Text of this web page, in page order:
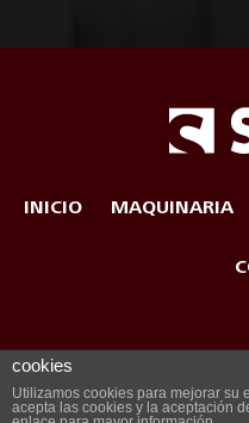
INICIO MAQUINARIA
cookies
Utilizamos cookies para mejorar su
acepta las cookies y la aceptación